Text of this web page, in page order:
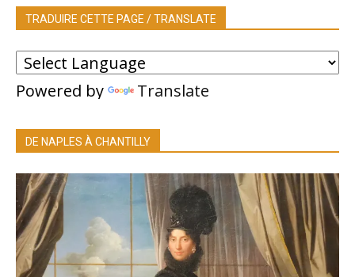
TRADUIRE CETTE PAGE / TRANSLATE
Powered by Translate
DE NAPLES À CHANTILLY